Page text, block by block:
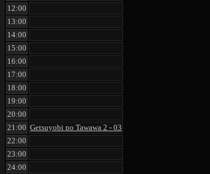
12:00
13:00
14:00
15:00
16:00
17:00
18:00
19:00
20:00
21:00 Getsuyobi no Tawawa 2 - 03
22:00
23:00
24:00